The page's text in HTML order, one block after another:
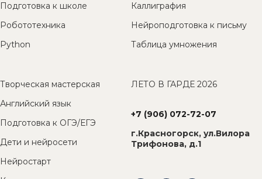
Подготовка к школе
Робототехника
Python
Каллиграфия
Нейроподготовка к письму
Таблица умножения
Творческая мастерская
Английский язык
Подготовка к ОГЭ/ЕГЭ
Дети и нейросети
Нейростарт
ЛЕТО В ГАРДЕ 2026
+7 (906) 072-72-07
г.Красногорск, ул.Вилора
Трифонова, д.1